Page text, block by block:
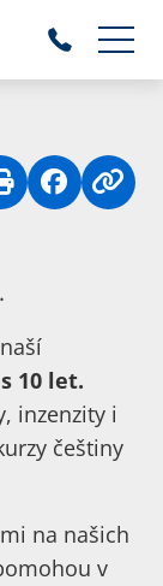
10 let.
inzenzity i
češtiny
na našich
v